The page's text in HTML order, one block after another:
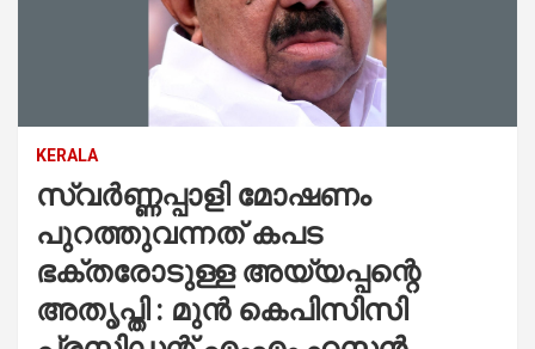
KERALA
സ്വര്‍ണ്ണപ്പാളി മോഷണം
പുറത്തുവന്നത് കപട
ഭക്തരോടുള്ള അയ്യപ്പന്റെ
അതൃപ്തി : മുന്‍ കെപിസിസി